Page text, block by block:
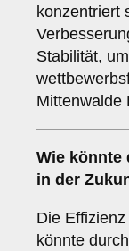
konzentriert
Stabilität,
Mittenwalde
Wie könnte
in der
Die
könnte